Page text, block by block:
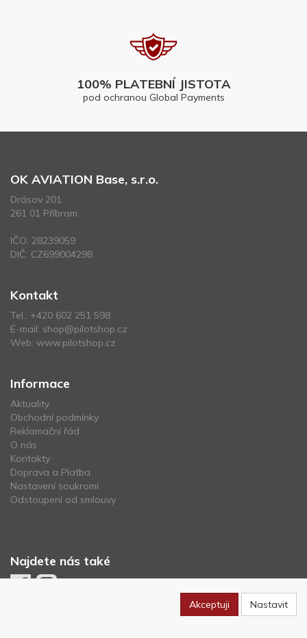
100% PLATEBNÍ JISTOTA
pod ochranou Global Payments
OK AVIATION Base, s.r.o.
Drásov 201
261 01 Příbram
IČO: 28239059
DIČ: CZ699004298
Kontakt
Tel.: +420 602 251 598
E-mail: shop@pilotshop.cz
Web: www.pilotshop.cz
Informace
Aktuality
Obchodní podmínky
Reklamační řád
O nás
Kontakty
Doprava a Platba
Nastavení soukromí
Odstoupení od smlouvy
Najdete nás také
Akceptuji Nastavit